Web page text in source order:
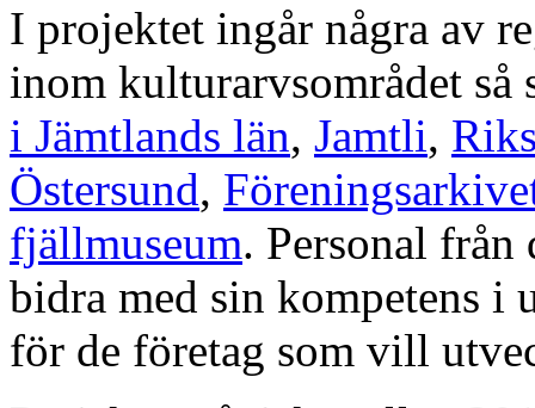
I projektet ingår några av
inom kulturarvsområdet så
i Jämtlands län, Jamtli,
Östersund,
fjällmuseum. Personal från
bidra med sin kompetens i
för de företag som vill